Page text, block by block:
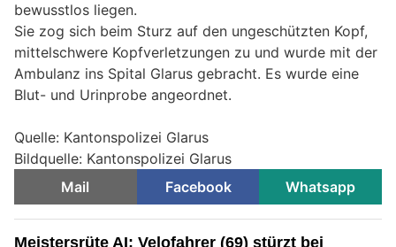
bewusstlos liegen.
Sie zog sich beim Sturz auf den ungeschützten Kopf,
mittelschwere Kopfverletzungen zu und wurde mit der
Ambulanz ins Spital Glarus gebracht. Es wurde eine
Blut- und Urinprobe angeordnet.
Quelle: Kantonspolizei Glarus
Bildquelle: Kantonspolizei Glarus
Mail
Facebook Whatsapp
Meistersrüte AI: Velofahrer (69) stürzt bei